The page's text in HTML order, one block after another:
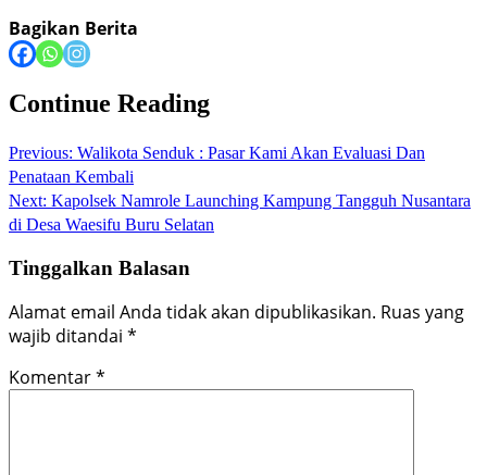
Bagikan Berita
Continue Reading
Previous: Walikota Senduk : Pasar Kami Akan Evaluasi Dan
Penataan Kembali
Next: Kapolsek Namrole Launching Kampung Tangguh Nusantara
di Desa Waesifu Buru Selatan
Tinggalkan Balasan
Alamat email Anda tidak akan dipublikasikan. Ruas yang
wajib ditandai *
Komentar*